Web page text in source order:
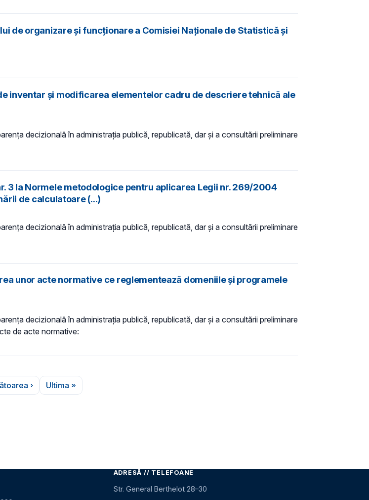
de organizare şi funcţionare a Comisiei Naţionale de Statistică şi
inventar și modificarea elementelor cadru de descriere tehnică ale
decizională în administraţia publică, republicată, dar și a consultării preliminare
3 la Normele metodologice pentru aplicarea Legii nr. 269/2004
de calculatoare (...)
decizională în administraţia publică, republicată, dar și a consultării preliminare
unor acte normative ce reglementează domeniile şi programele
decizională în administraţia publică, republicată, dar și a consultării preliminare
de acte normative:
Pagina următoare
›
Ultima pagină
Ultima »
ADRESĂ // TELEFOANE
Str. General Berthelot 28–30